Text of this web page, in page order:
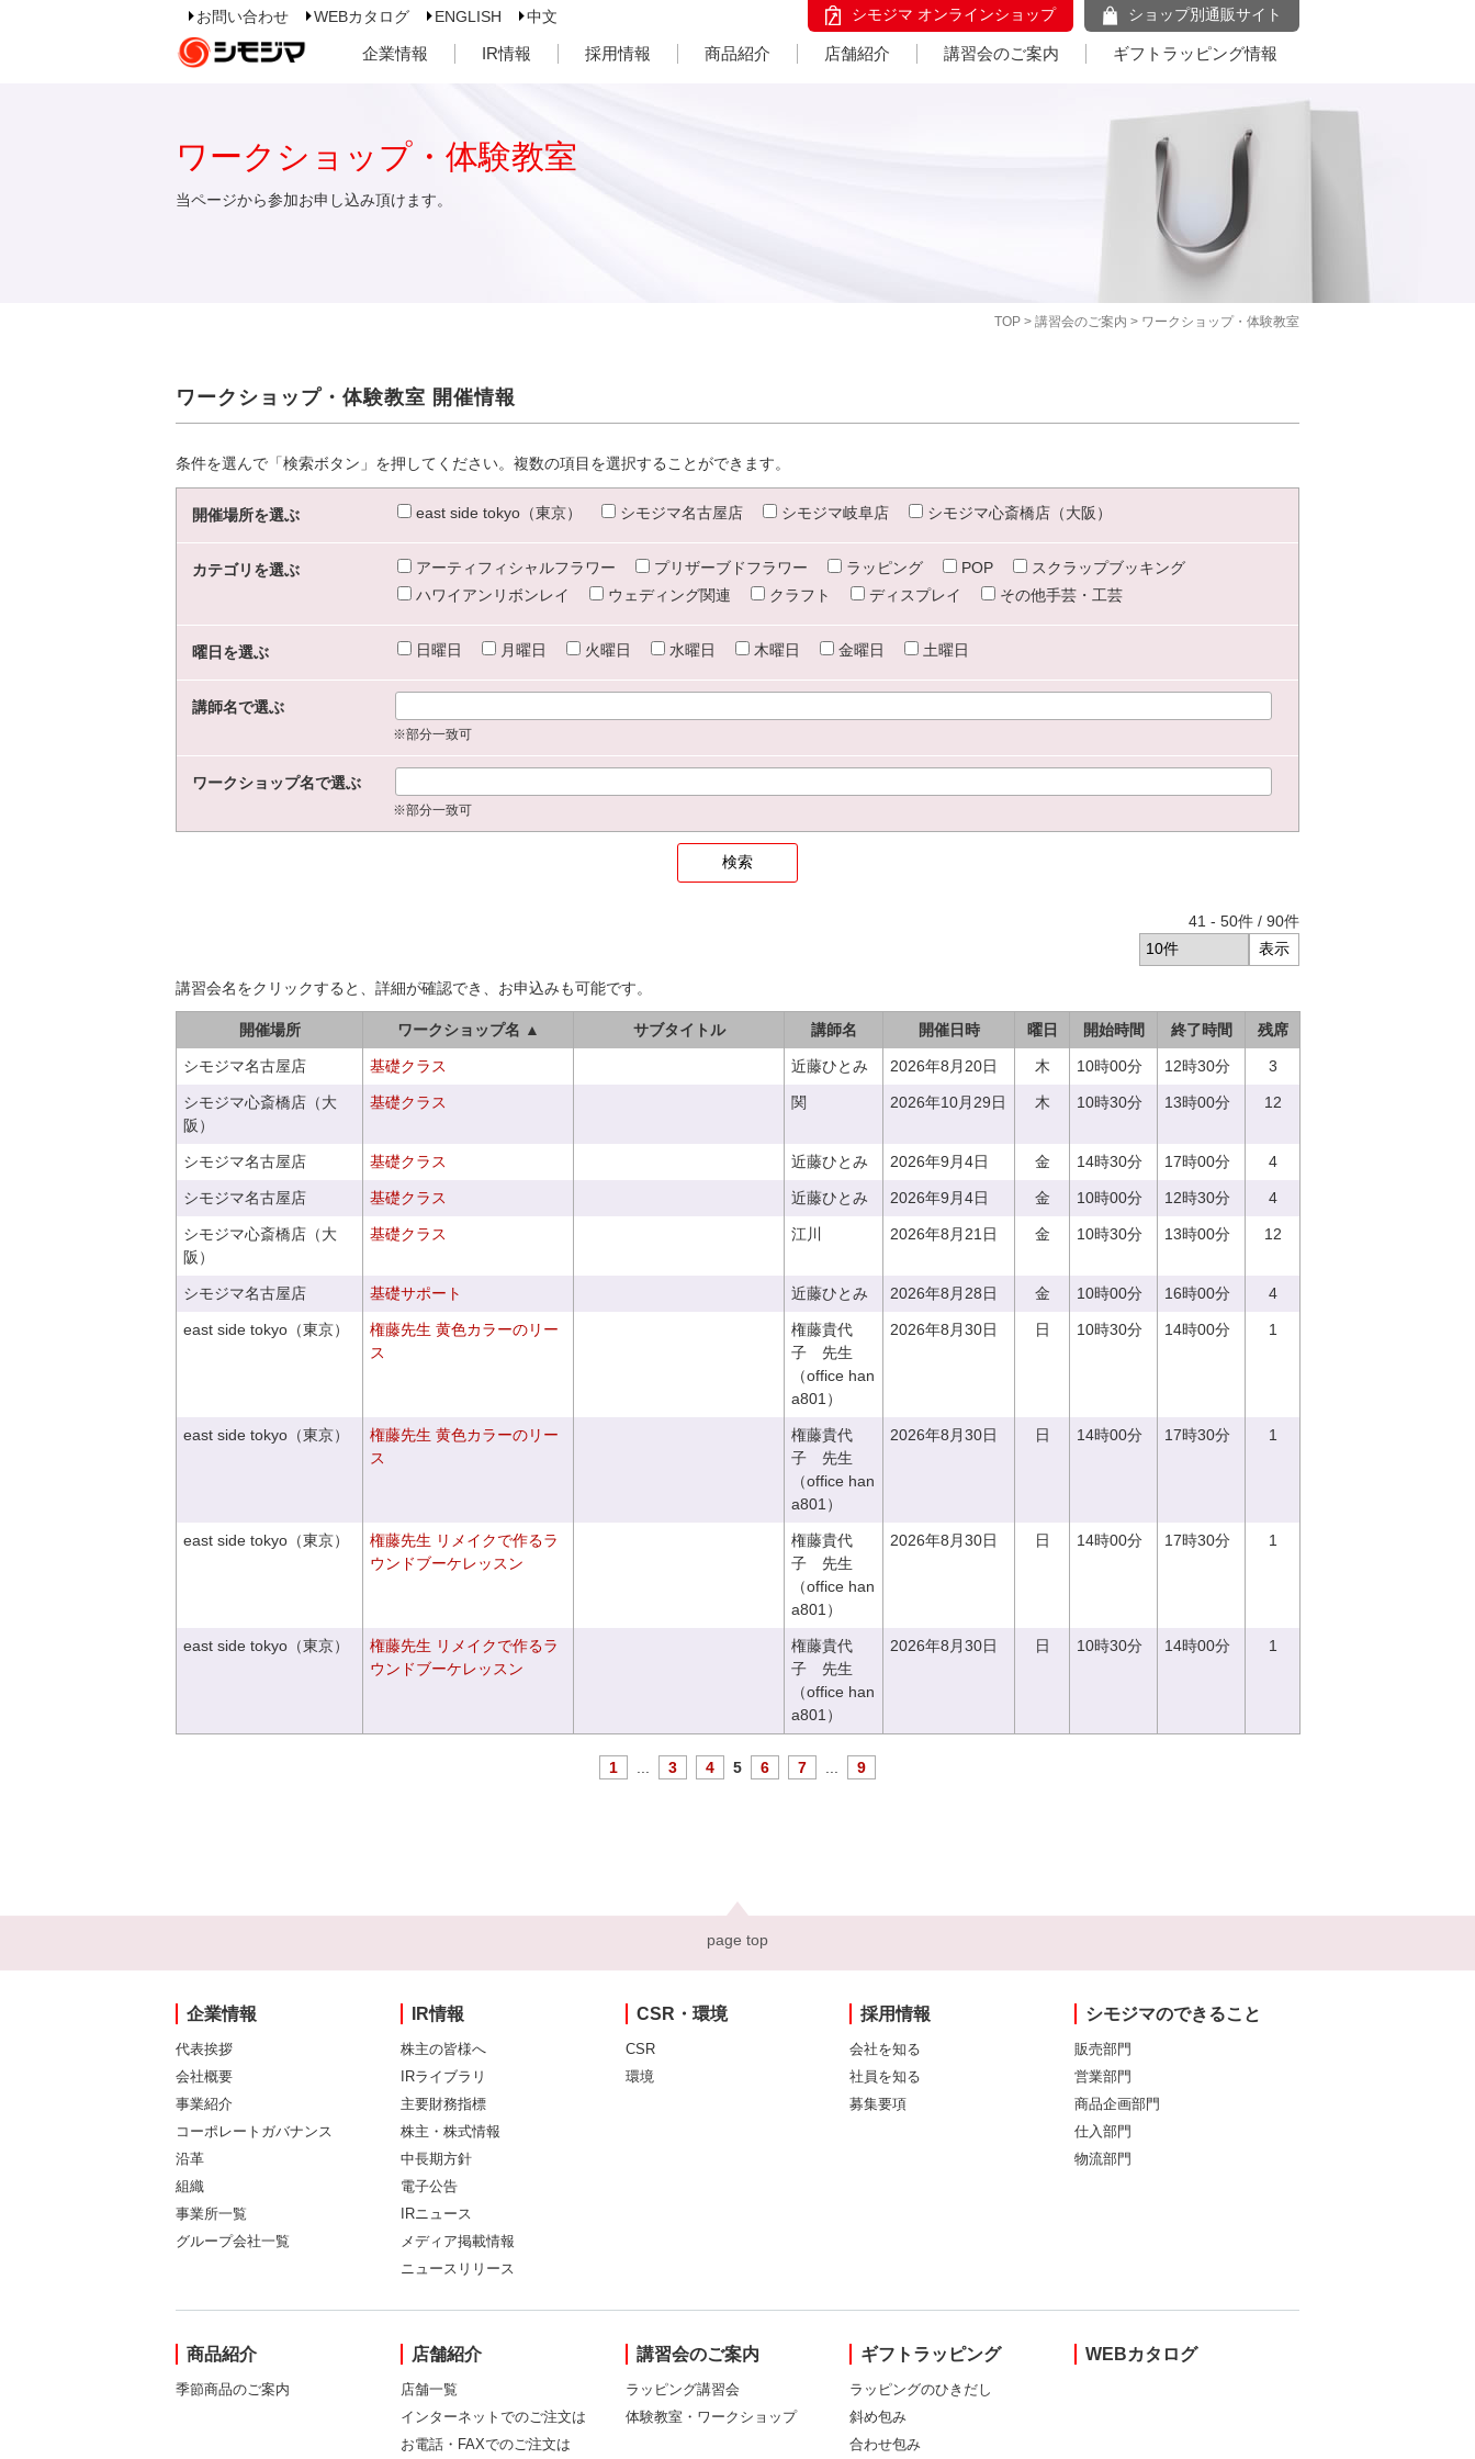
お問い合わせ WEBカタログ ENGLISH 中文 シモジマ オンラインショップ ショップ別通販サイト
企業情報 IR情報 採用情報 商品紹介 店舗紹介 講習会のご案内 ギフトラッピング情報
TOP > 講習会のご案内 > ワークショップ・体験教室
ワークショップ・体験教室
当ページから参加お申し込み頂けます。
ワークショップ・体験教室 開催情報
条件を選んで「検索ボタン」を押してください。複数の項目を選択することができます。
開催場所を選ぶ east side tokyo（東京） シモジマ名古屋店 シモジマ岐阜店 シモジマ心斎橋店（大阪）
カテゴリを選ぶ アーティフィシャルフラワー プリザーブドフラワー ラッピング POP
スクラップブッキング
ハワイアンリボンレイ
ウェディング関連 クラフト ディスプレイ その他手芸・工芸
曜日を選ぶ 日曜日 月曜日 火曜日 水曜日 木曜日 金曜日 土曜日
講師名で選ぶ
※部分一致可
ワークショップ名で選ぶ
※部分一致可
41 - 50件 / 90件
講習会名をクリックすると、詳細が確認でき、お申込みも可能です。
開催場所 ワークショップ名 ▲ サブタイトル 講師名 開催日時 曜日 開始時間 終了時間 残席
シモジマ名古屋店 基礎クラス 近藤ひとみ 2026年8月20日 木 10時00分 12時30分 3
シモジマ心斎橋店（大
阪）
基礎クラス 関 2026年10月29日 木 10時30分 13時00分 12
シモジマ名古屋店 基礎クラス 近藤ひとみ 2026年9月4日 金 14時30分 17時00分 4
シモジマ名古屋店 基礎クラス 近藤ひとみ 2026年9月4日 金 10時00分 12時30分 4
シモジマ心斎橋店（大
阪）
基礎クラス 江川 2026年8月21日 金 10時30分 13時00分 12
シモジマ名古屋店 基礎サポート 近藤ひとみ 2026年8月28日 金 10時00分 16時00分 4
east side tokyo（東京）
権藤先生 黄色カラーのリー
ス
権藤貴代
子 先生
（office han
a801）
2026年8月30日 日 10時30分 14時00分 1
east side tokyo（東京）
権藤先生 黄色カラーのリー
ス
権藤貴代
子 先生
（office han
a801）
2026年8月30日 日 14時00分 17時30分 1
east side tokyo（東京）
権藤先生 リメイクで作るラ
ウンドブーケレッスン
権藤貴代
子 先生
（office han
a801）
2026年8月30日 日 14時00分 17時30分 1
east side tokyo（東京）
権藤先生 リメイクで作るラ
ウンドブーケレッスン
権藤貴代
子 先生
（office han
a801）
2026年8月30日 日 10時30分 14時00分 1
1 3 4 5 6 7 9
page top
企業情報
代表挨拶
会社概要
事業紹介
コーポレートガバナンス
沿革
組織
事業所一覧
グループ会社一覧
IR情報
株主の皆様へ
IRライブラリ
主要財務指標
株主・株式情報
中長期方針
電子公告
IRニュース
メディア掲載情報
ニュースリリース
CSR・環境
CSR
環境
採用情報
会社を知る
社員を知る
募集要項
シモジマのできること
販売部門
営業部門
商品企画部門
仕入部門
物流部門
商品紹介
季節商品のご案内
店舗紹介
店舗一覧
インターネットでのご注文は
お電話・FAXでのご注文は
講習会のご案内
ラッピング講習会
体験教室・ワークショップ
ギフトラッピング
ラッピングのひきだし
斜め包み
合わせ包み
WEBカタログ